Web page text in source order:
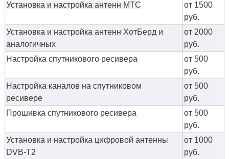
Установка и настройка антенн МТС
от 1500
руб.
Установка и настройка антенн ХотБерд и
аналогичных
от 2000
руб.
Настройка спутникового ресивера
от 500
руб.
Настройка каналов на спутниковом
ресивере
от 500
руб.
Прошивка спутникового ресивера
от 500
руб.
Установка и настройка цифровой антенны
DVB-T2
от 1000
руб.